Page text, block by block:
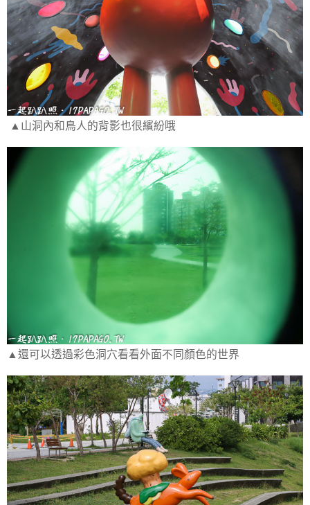
▲山洞內和鳥人的背影也很繽紛哦
▲還可以透過彩色洞穴看看外面不同顏色的世界